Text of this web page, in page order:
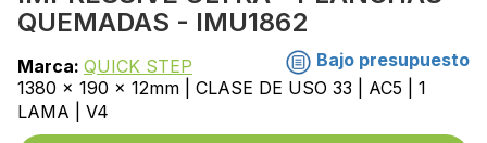
QUEMADAS - IMU1862
Marca: QUICK STEP
Bajo presupuesto
1380 x 190 x 12mm | CLASE DE USO 33 | AC5 | 1
LAMA | V4